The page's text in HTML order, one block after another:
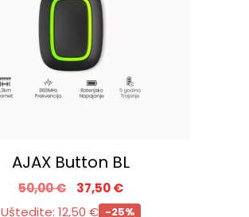
AJAX Button BL
50,00€ 37,50€
Uštedite: 12,50 € -25%